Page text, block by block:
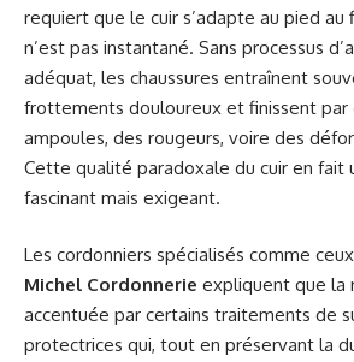
requiert que le cuir s’adapte au pied au
n’est pas instantané. Sans processus
adéquat, les chaussures entraînent
frottements douloureux et finissent par
ampoules, des rougeurs, voire des
Cette qualité paradoxale du cuir en fait
fascinant mais exigeant.
Les cordonniers spécialisés comme
Michel Cordonnerie expliquent que la
accentuée par certains traitements de
protectrices qui, tout en préservant la